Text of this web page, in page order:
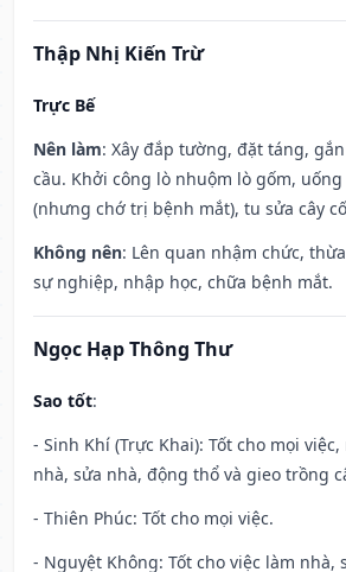
Thập Nhị Kiến Trừ
Trực Bế
Nên làm: Xây đắp tường, đặt táng,
cầu. Khởi công lò nhuộm lò gốm,
(nhưng chớ trị bệnh mắt), tu sửa cây
Không nên: Lên quan nhậm chức,
sự nghiệp, nhập học, chữa bệnh mắt.
Ngọc Hạp Thông Thư
Sao tốt:
- Sinh Khí (Trực Khai): Tốt cho mọi
nhà, sửa nhà, động thổ và gieo trồng
- Thiên Phúc: Tốt cho mọi việc.
- Nguyệt Không: Tốt cho việc làm nhà,